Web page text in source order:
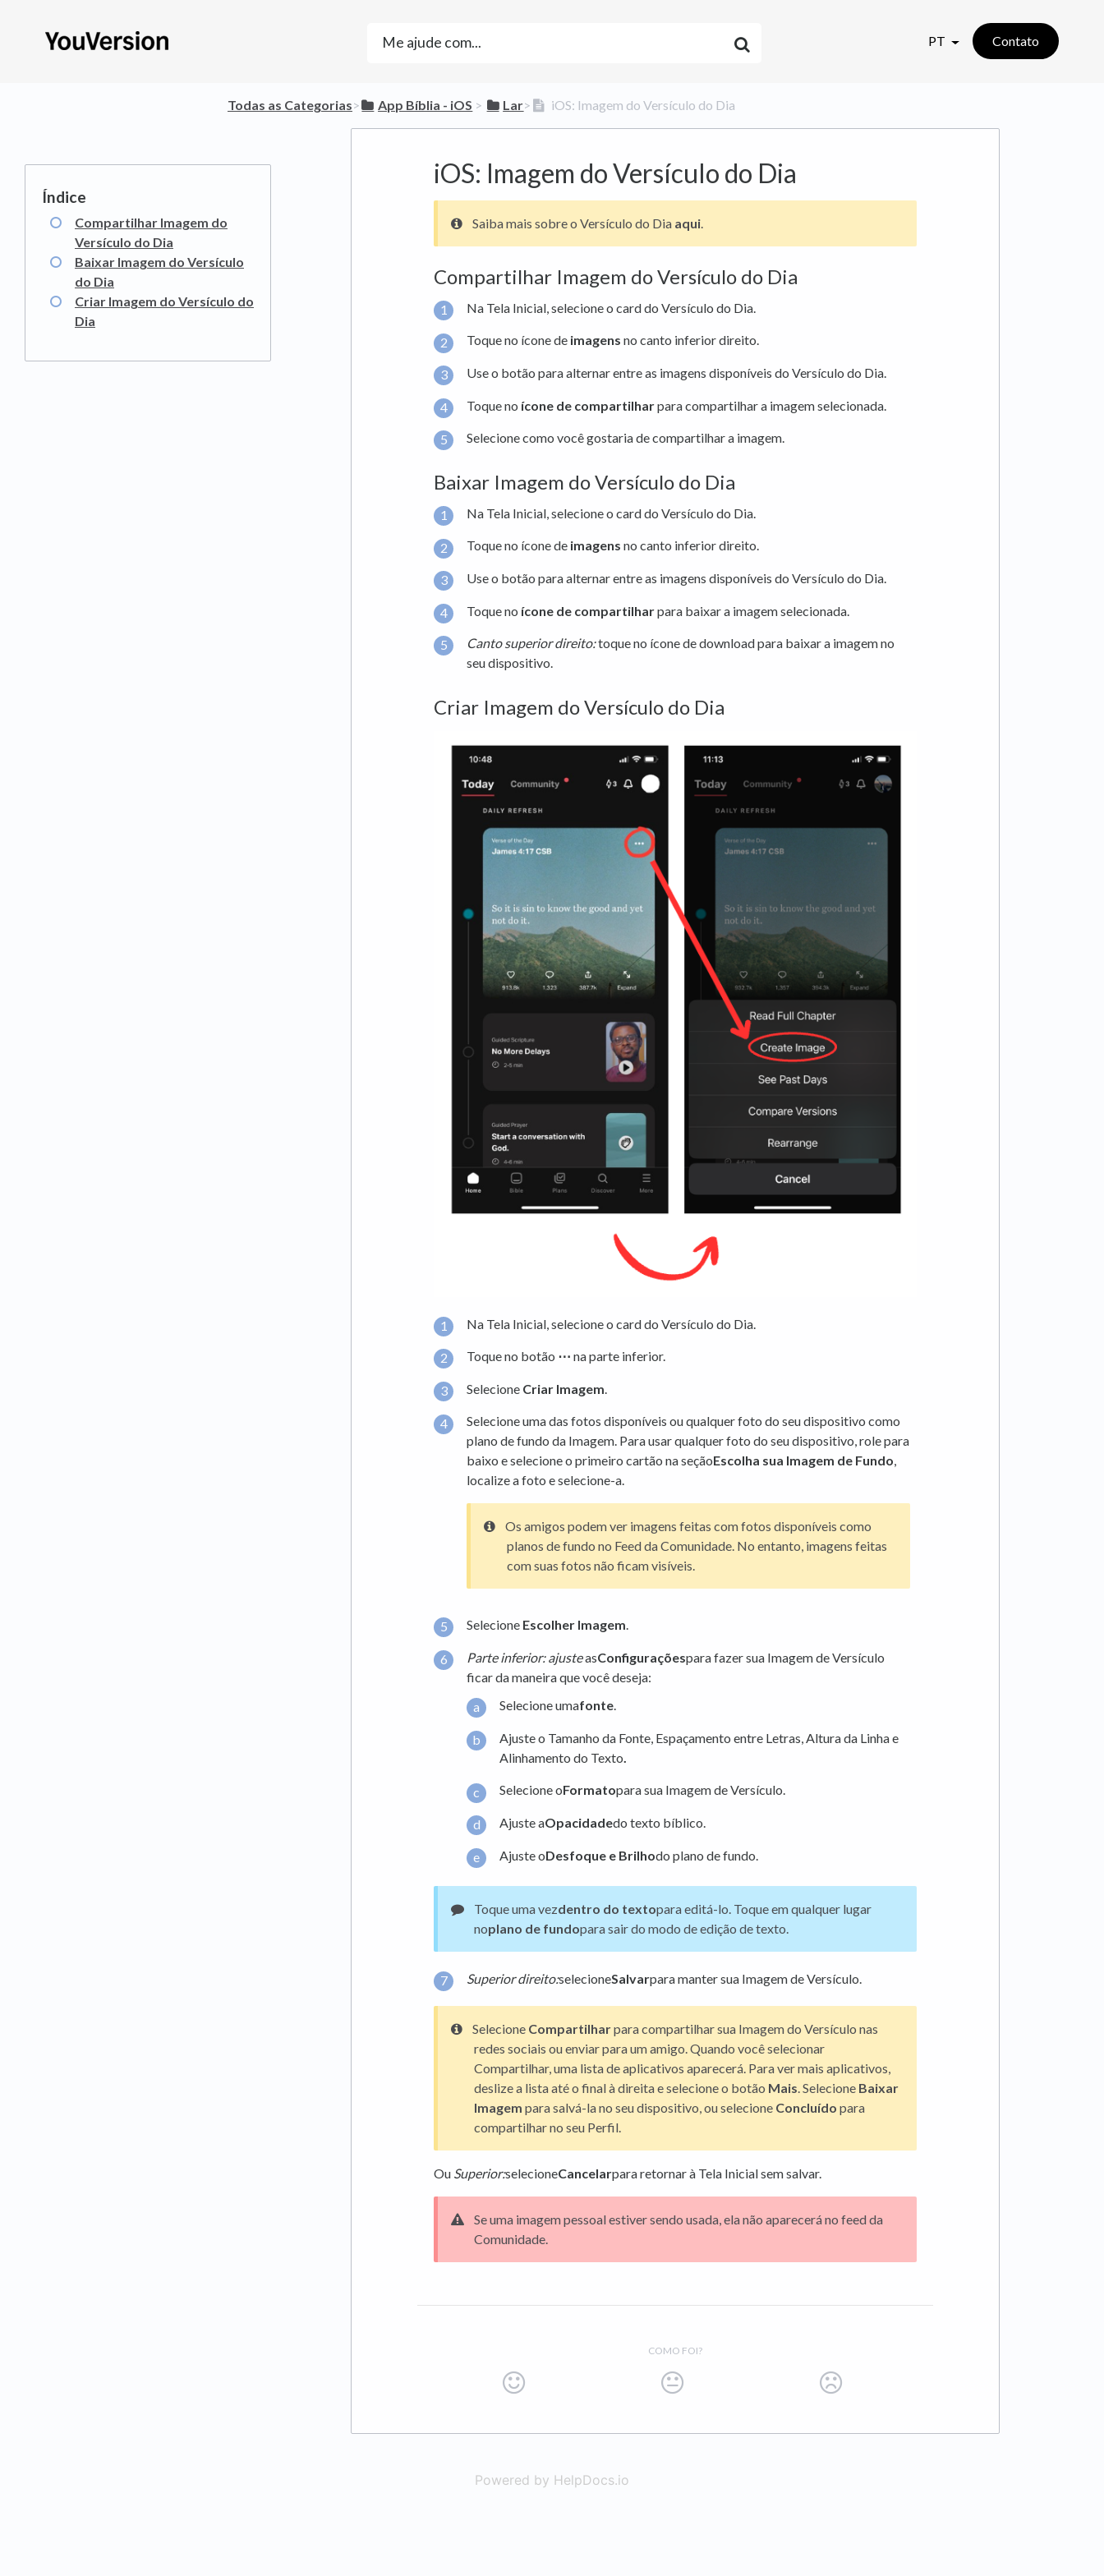
PT Contato
Todas as Categorias​>​ ​App Bíblia - iOS ​ > ​ ​Lar​>​ iOS: Imagem do Versículo do Dia
iOS: Imagem do Versículo do Dia
Compartilhar Imagem do
Versículo do Dia
Baixar Imagem do Versículo
do Dia
Criar Imagem do Versículo do
Dia
Saiba mais sobre o Versículo do Dia aqui.
Compartilhar Imagem do Versículo do Dia
Na Tela Inicial, selecione o card do Versículo do Dia.
Toque no ícone de imagens no canto inferior direito.
Use o botão para alternar entre as imagens disponíveis do Versículo do Dia.
Toque no ícone de compartilharpara compartilhar a imagem selecionada.
Selecione como você gostaria de compartilhar a imagem.
Baixar Imagem do Versículo do Dia
Na Tela Inicial, selecione o card do Versículo do Dia.
Toque no ícone de imagens no canto inferior direito.
Use o botão para alternar entre as imagens disponíveis do Versículo do Dia.
Toque no ícone de compartilharpara baixar a imagem selecionada.
Canto superior direito:toque no ícone de download para baixar a imagem no
seu dispositivo.
Criar Imagem do Versículo do Dia
Na Tela Inicial, selecione o card do Versículo do Dia.
Toque no botão ⋯ na parte inferior.
Selecione Criar Imagem
Selecione uma das fotos disponíveis ou qualquer foto do seu dispositivo como
plano de fundo da Imagem. Para usar qualquer foto do seu dispositivo, role para
baixo e selecione o primeiro cartão na seçãoEscolha sua Imagem de Fundo,
localize a foto e selecione-a.
Os amigos podem ver imagens feitas com fotos disponíveis como
planos de fundo no Feed da Comunidade. No entanto, imagens feitas
com suas fotos não ficam visíveis.
Selecione Escolher Imagem.
Parte inferior: ajusteasConfiguraçõespara fazer sua Imagem de Versículo
ficar da maneira que você deseja:
Selecione umafonte.
Ajuste o Tamanho da Fonte, Espaçamento entre Letras, Altura da Linha e
Alinhamento do Texto.
Selecione oFormatopara sua Imagem de Versículo.
Ajuste aOpacidadedo texto bíblico.
Ajuste oDesfoque e Brilhodo plano de fundo.
Toque uma vezdentro do textopara editá-lo. Toque em qualquer lugar
noplano de fundopara sair do modo de edição de texto.
Superior direito:selecioneSalvarpara manter sua Imagem de Versículo.
Selecione Compartilharpara compartilhar sua Imagem do Versículo nas
redes sociais ou enviar para um amigo. Quando você selecionar
Compartilhar, uma lista de aplicativos aparecerá. Para ver mais aplicativos,
deslize a lista até o final à direita e selecione o botão Mais. Selecione Baixar
Imagem para salvá-la no seu dispositivo, ou selecione Concluído para
compartilhar no seu Perfil.
Ou Superior:selecioneCancelarpara retornar à Tela Inicial sem salvar.
Se uma imagem pessoal estiver sendo usada, ela não aparecerá no feed da
Comunidade.
COMO FOI?
Powered by HelpDocs.io